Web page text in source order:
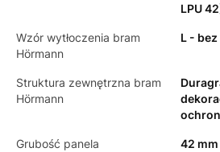
LPU
Wzór wytłoczenia bram
Hörmann
L -
Struktura zewnętrzna bram
Hörmann
Grubość panela 42 mm